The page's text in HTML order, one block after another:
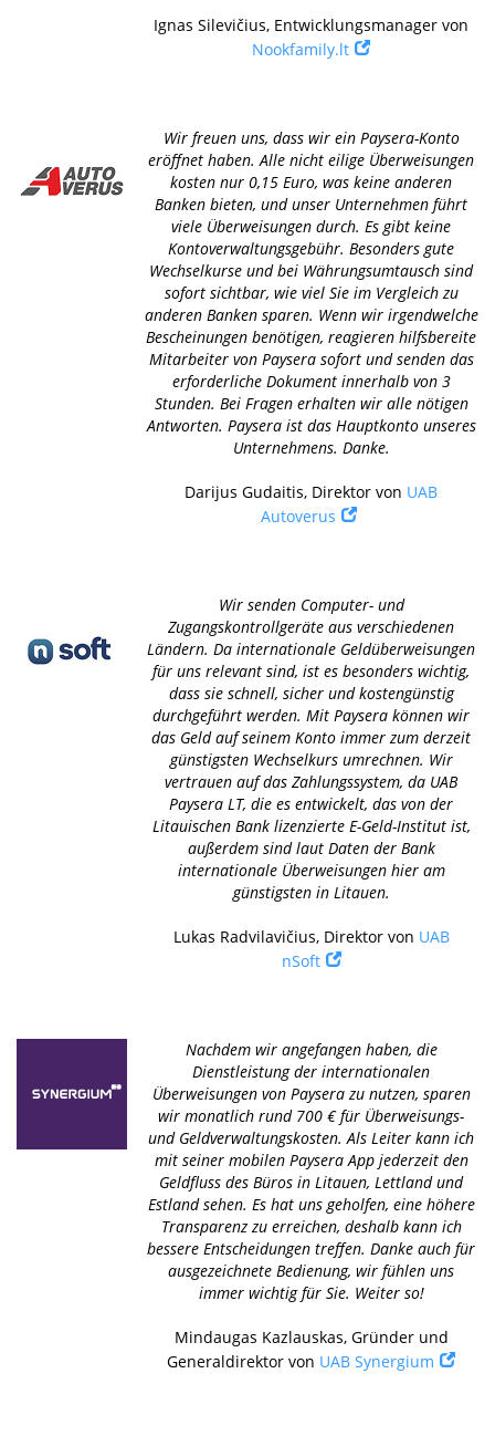
Ignas Silevičius, Entwicklungsmanager von
Nookfamily.lt
Wir freuen uns, dass wir ein Paysera-Konto
eröffnet haben. Alle nicht eilige Überweisungen
kosten nur 0,15 Euro, was keine anderen
Banken bieten, und unser Unternehmen führt
viele Überweisungen durch. Es gibt keine
Kontoverwaltungsgebühr. Besonders gute
Wechselkurse und bei Währungsumtausch sind
sofort sichtbar, wie viel Sie im Vergleich zu
anderen Banken sparen. Wenn wir irgendwelche
Bescheinungen benötigen, reagieren hilfsbereite
Mitarbeiter von Paysera sofort und senden das
erforderliche Dokument innerhalb von 3
Stunden. Bei Fragen erhalten wir alle nötigen
Antworten. Paysera ist das Hauptkonto unseres
Unternehmens. Danke.
Darijus Gudaitis, Direktor von UAB
Autoverus
Wir senden Computer- und
Zugangskontrollgeräte aus verschiedenen
Ländern. Da internationale Geldüberweisungen
für uns relevant sind, ist es besonders wichtig,
dass sie schnell, sicher und kostengünstig
durchgeführt werden. Mit Paysera können wir
das Geld auf seinem Konto immer zum derzeit
günstigsten Wechselkurs umrechnen. Wir
vertrauen auf das Zahlungssystem, da UAB
Paysera LT, die es entwickelt, das von der
Litauischen Bank lizenzierte E-Geld-Institut ist,
außerdem sind laut Daten der Bank
internationale Überweisungen hier am
günstigsten in Litauen.
Lukas Radvilavičius, Direktor von UAB
nSoft
Nachdem wir angefangen haben, die
Dienstleistung der internationalen
Überweisungen von Paysera zu nutzen, sparen
wir monatlich rund 700 € für Überweisungs-
und Geldverwaltungskosten. Als Leiter kann ich
mit seiner mobilen Paysera App jederzeit den
Geldfluss des Büros in Litauen, Lettland und
Estland sehen. Es hat uns geholfen, eine höhere
Transparenz zu erreichen, deshalb kann ich
bessere Entscheidungen treffen. Danke auch für
ausgezeichnete Bedienung, wir fühlen uns
immer wichtig für Sie. Weiter so!
Mindaugas Kazlauskas, Gründer und
Generaldirektor von UAB Synergium